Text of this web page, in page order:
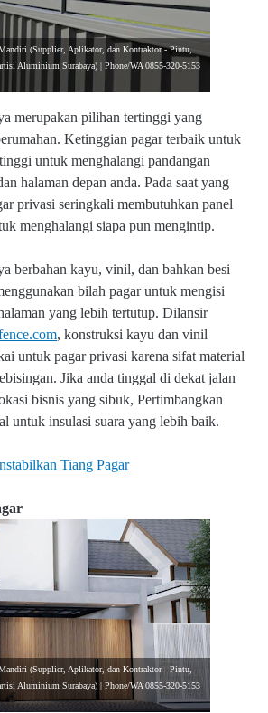
(Supplier, Aplikator, dan Kontraktor - Pintu,
Aluminium Surabaya) | Phone/WA 0855-320-5153
merupakan pilihan tertinggi yang
Ketinggian pagar terbaik untuk
untuk menghalangi pandangan
halaman depan anda. Pada saat yang
privasi seringkali membutuhkan panel
menghalangi siapa pun mengintip.
berbahan kayu, vinil, dan bahkan besi
bilah pagar untuk mengisi
yang lebih tertutup. Dilansir
, konstruksi kayu dan vinil
untuk pagar privasi karena sifat material
Jika anda tinggal di dekat jalan
bisnis yang sibuk, Pertimbangkan
untuk insulasi suara yang lebih baik.
Tiang Pagar
(Supplier, Aplikator, dan Kontraktor - Pintu,
Aluminium Surabaya) | Phone/WA 0855-320-5153